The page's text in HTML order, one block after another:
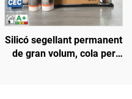
Silicó segellant permanent
de gran volum, cola per